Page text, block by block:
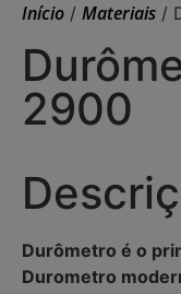
Início / Materiais /
2900
Durômetro é o
Durometro